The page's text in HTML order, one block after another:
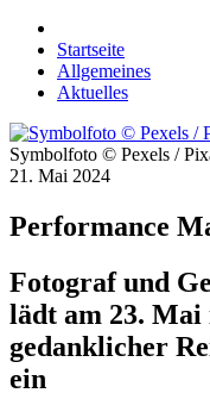
Startseite
Allgemeines
Aktuelles
Symbolfoto © Pexels /
21. Mai 2024
Performance
Fotograf und
lädt am 23. Mai
gedanklicher
ein